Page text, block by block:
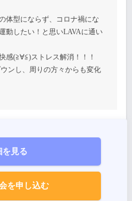
体型にならず、コロナ禍にな
動したい！と思いLAVAに通い
感(≧∀≦)ストレス解消！！！
ンし、周りの方々からも変化
を見る
を申し込む